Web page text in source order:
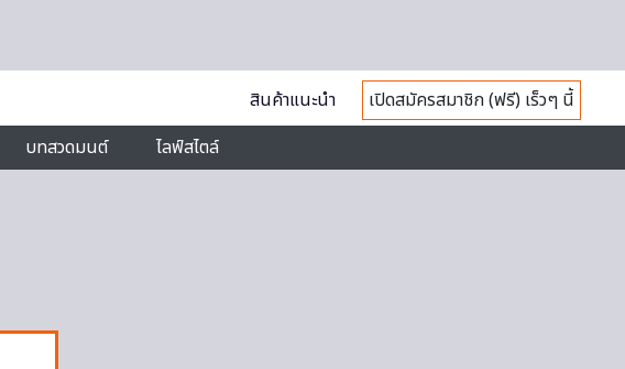
สินค้าแนะนำ
เปิดสมัครสมาชิก (ฟรี) เร็วๆ นี้
บทสวดมนต์ ไลฟ์สไตล์